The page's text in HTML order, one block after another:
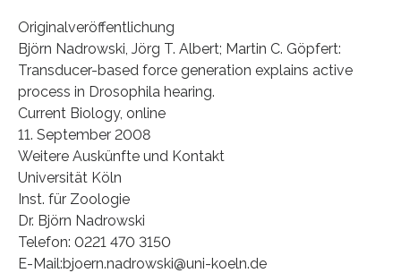
Originalveröffentlichung
Björn Nadrowski, Jörg T. Albert; Martin C. Göpfert:
Transducer-based force generation explains active
process in Drosophila hearing.
Current Biology, online
11. September 2008
Weitere Auskünfte und Kontakt
Universität Köln
Inst. für Zoologie
Dr. Björn Nadrowski
Telefon: 0221 470 3150
E-Mail:bjoern.nadrowski@uni-koeln.de